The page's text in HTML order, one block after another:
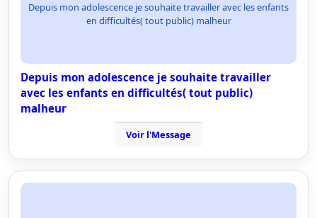
Depuis mon adolescence je souhaite travailler avec les enfants
en difficultés( tout public) malheur
Depuis mon adolescence je souhaite travailler
avec les enfants en difficultés( tout public)
malheur
Voir l'Message